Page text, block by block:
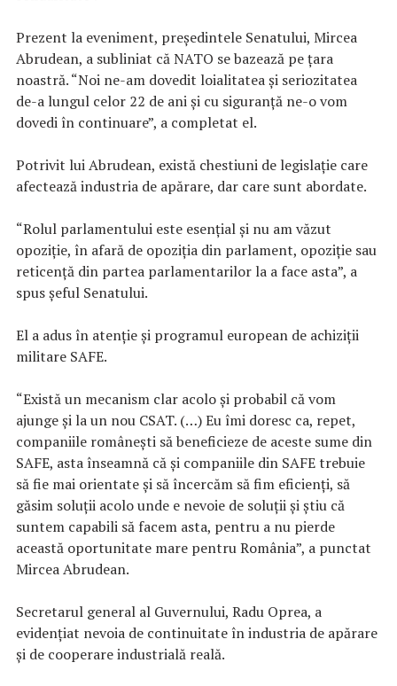
Prezent la eveniment, preşedintele Senatului, Mircea
Abrudean, a subliniat că NATO se bazează pe ţara
noastră. “Noi ne-am dovedit loialitatea şi seriozitatea
de-a lungul celor 22 de ani şi cu siguranţă ne-o vom
dovedi în continuare”, a completat el.
Potrivit lui Abrudean, există chestiuni de legislaţie care
afectează industria de apărare, dar care sunt abordate.
“Rolul parlamentului este esenţial şi nu am văzut
opoziţie, în afară de opoziţia din parlament, opoziţie sau
reticenţă din partea parlamentarilor la a face asta”, a
spus şeful Senatului.
El a adus în atenţie şi programul european de achiziţii
militare SAFE.
“Există un mecanism clar acolo şi probabil că vom
ajunge şi la un nou CSAT. (…) Eu îmi doresc ca, repet,
companiile româneşti să beneficieze de aceste sume din
SAFE, asta înseamnă că şi companiile din SAFE trebuie
să fie mai orientate şi să încercăm să fim eficienţi, să
găsim soluţii acolo unde e nevoie de soluţii şi ştiu că
suntem capabili să facem asta, pentru a nu pierde
această oportunitate mare pentru România”, a punctat
Mircea Abrudean.
Secretarul general al Guvernului, Radu Oprea, a
evidenţiat nevoia de continuitate în industria de apărare
şi de cooperare industrială reală.